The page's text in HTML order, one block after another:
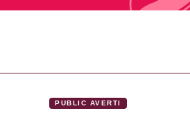
PUBLIC AVERTI